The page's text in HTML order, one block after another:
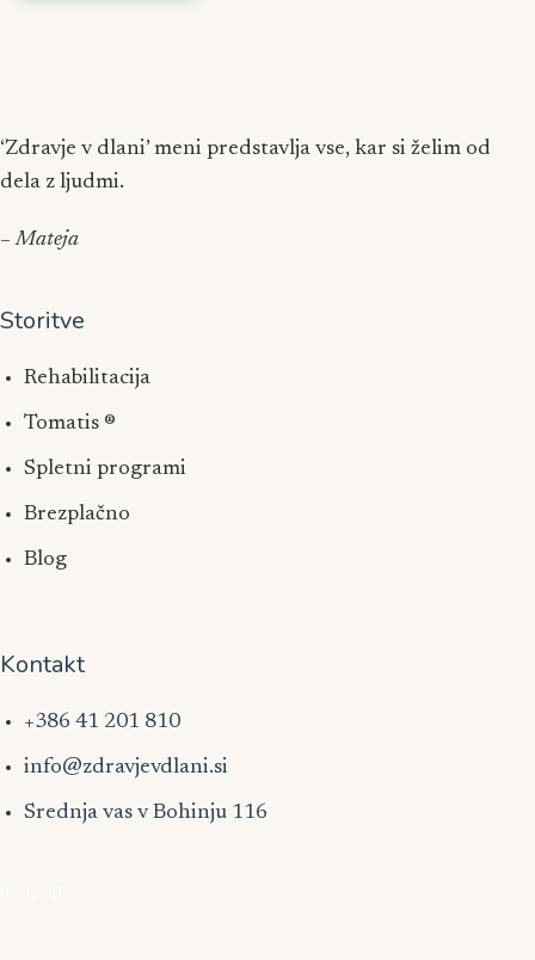
‘Zdravje v dlani’ meni predstavlja vse, kar si želim od
dela z ljudmi.
– Mateja
Storitve
Rehabilitacija
Tomatis ®
Spletni programi
Brezplačno
Blog
Kontakt
+386 41 201 810
info@zdravjevdlani.si
Srednja vas v Bohinju 116